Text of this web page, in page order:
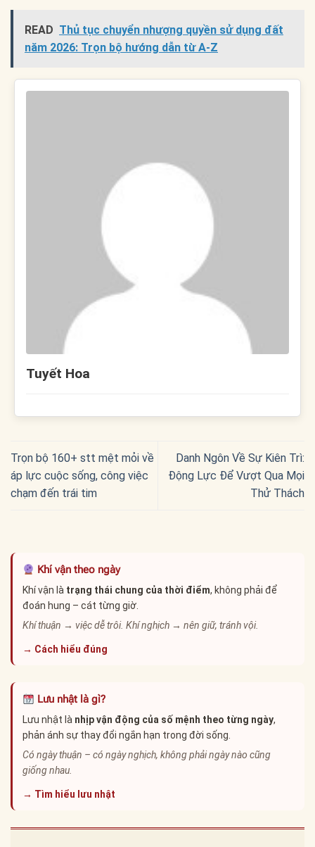
READ Thủ tục chuyển nhượng quyền sử dụng đất
năm 2026: Trọn bộ hướng dẫn từ A-Z
Tuyết Hoa
Trọn bộ 160+ stt mệt mỏi về
áp lực cuộc sống, công việc
chạm đến trái tim
Danh Ngôn Về Sự Kiên Trì:
Động Lực Để Vượt Qua Mọi
Thử Thách
Khí vận theo ngày
Khí vận là trạng thái chung của thời điểm, không phải để
đoán hung – cát từng giờ.
Khí thuận → việc dễ trôi. Khí nghịch → nên giữ, tránh vội.
→ Cách hiểu đúng
Lưu nhật là gì?
Lưu nhật là nhịp vận động của số mệnh theo từng ngày,
phản ánh sự thay đổi ngắn hạn trong đời sống.
Có ngày thuận – có ngày nghịch, không phải ngày nào cũng
giống nhau.
→ Tìm hiểu lưu nhật